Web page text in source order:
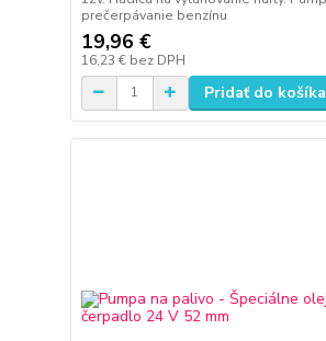
prečerpávanie benzínu
19,96 €
16,23 € bez DPH
Pridať do košíka